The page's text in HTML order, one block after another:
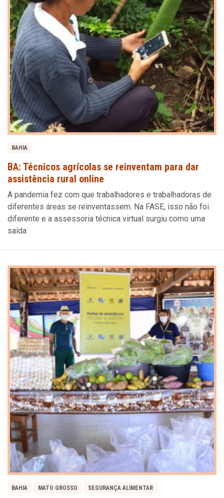
BAHIA
BA: Técnicos agrícolas se reinventam para dar
assistência rural online
A pandemia fez com que trabalhadores e trabalhadoras de
diferentes áreas se reinventassem. Na FASE, isso não foi
diferente e a assessoria técnica virtual surgiu como uma
saída
BAHIA MATO GROSSO SEGURANÇA ALIMENTAR